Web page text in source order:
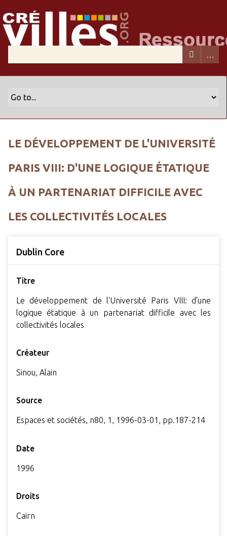
LE DÉVELOPPEMENT DE L'UNIVERSITÉ
PARIS VIII: D'UNE LOGIQUE ÉTATIQUE
À UN PARTENARIAT DIFFICILE AVEC
LES COLLECTIVITÉS LOCALES
Dublin Core
Titre
Le développement de l'Université Paris VIII: d'une
logique étatique à un partenariat difficile avec les
collectivités locales
Créateur
Sinou, Alain
Source
Espaces et sociétés, n80, 1, 1996-03-01, pp.187-214
Date
1996
Droits
Cairn